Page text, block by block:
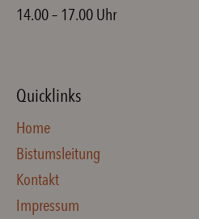
14.00 – 17.00 Uhr
Quicklinks
Home
Bistumsleitung
Kontakt
Impressum